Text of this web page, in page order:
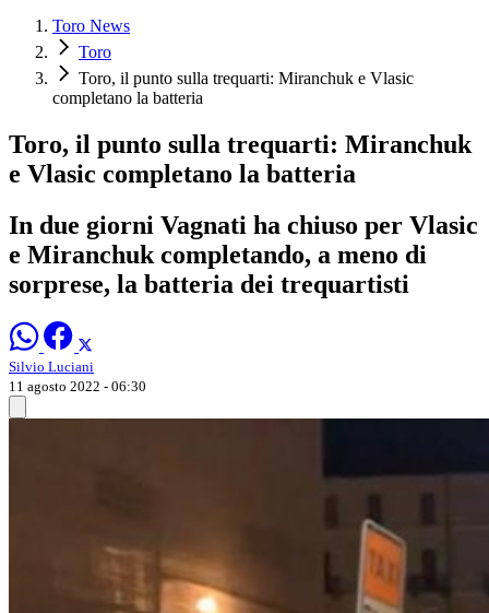
Toro News
Toro
Toro, il punto sulla trequarti: Miranchuk e Vlasic
completano la batteria
Toro, il punto sulla trequarti: Miranchuk
e Vlasic completano la batteria
In due giorni Vagnati ha chiuso per Vlasic
e Miranchuk completando, a meno di
sorprese, la batteria dei trequartisti
Silvio Luciani
11 agosto 2022 - 06:30